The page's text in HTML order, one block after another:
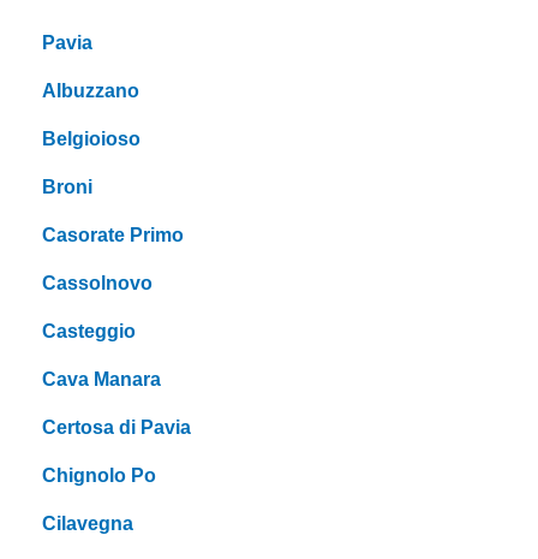
Pavia
Albuzzano
Belgioioso
Broni
Casorate Primo
Cassolnovo
Casteggio
Cava Manara
Certosa di Pavia
Chignolo Po
Cilavegna